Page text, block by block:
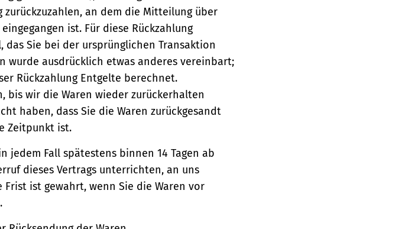
zurückzuzahlen, an dem die Mitteilung über
ist. Für diese Rückzahlung
Sie bei der ursprünglichen Transaktion
wurde ausdrücklich etwas anderes vereinbart;
Rückzahlung Entgelte berechnet.
bis wir die Waren wieder zurückerhalten
haben, dass Sie die Waren zurückgesandt
Zeitpunkt ist.
jedem Fall spätestens binnen 14 Tagen ab
dieses Vertrags unterrichten, an uns
ist gewahrt, wenn Sie die Waren vor